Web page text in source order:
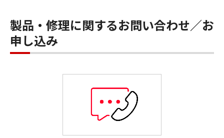
製品・修理に関するお問い合わせ／お
申し込み